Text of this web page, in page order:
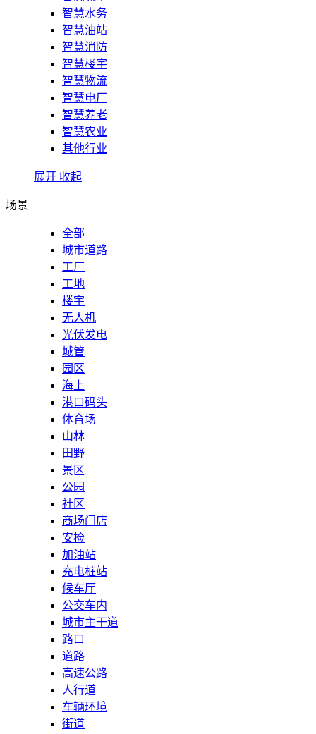
智慧水务
智慧油站
智慧消防
智慧楼宇
智慧物流
智慧电厂
智慧养老
智慧农业
其他行业
展开 收起
场景
全部
城市道路
工厂
工地
楼宇
无人机
光伏发电
城管
园区
海上
港口码头
体育场
山林
田野
景区
公园
社区
商场门店
安检
加油站
充电桩站
候车厅
公交车内
城市主干道
路口
道路
高速公路
人行道
车辆环境
街道